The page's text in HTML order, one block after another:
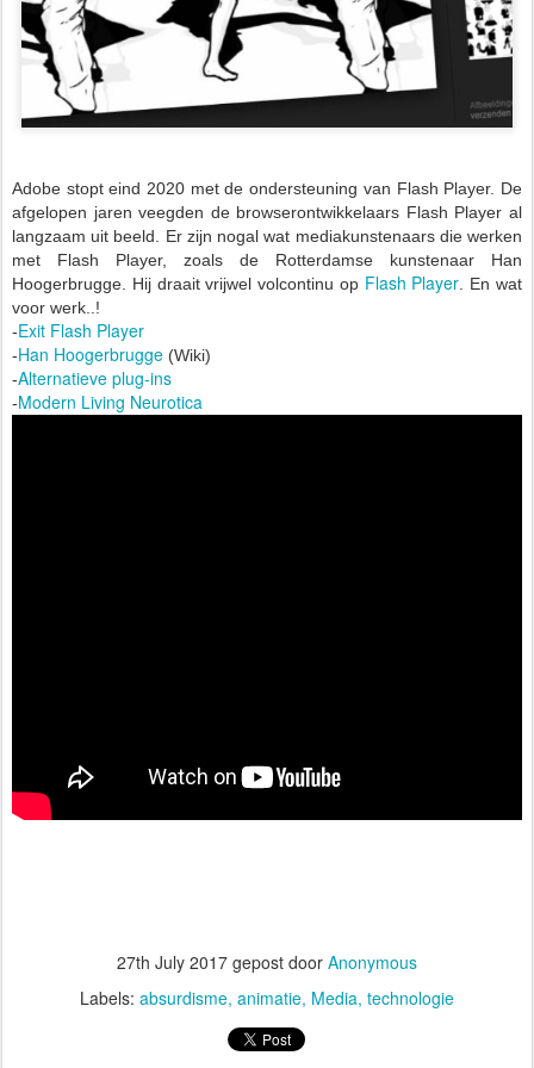
Adobe stopt eind 2020 met de ondersteuning van Flash Player. De
afgelopen jaren veegden de browserontwikkelaars Flash Player al
langzaam uit beeld. Er zijn nogal wat mediakunstenaars die werken
met Flash Player, zoals de Rotterdamse kunstenaar Han
Hoogerbrugge. Hij draait vrijwel volcontinu op Flash Player
En wat
voor werk..!
-Exit Flash Player
-Han Hoogerbrugge (Wiki)
-Alternatieve plug-ins
-Modern Living Neurotica
27th July 2017 gepost door Anonymous
Labels: absurdisme animatie Media technologie